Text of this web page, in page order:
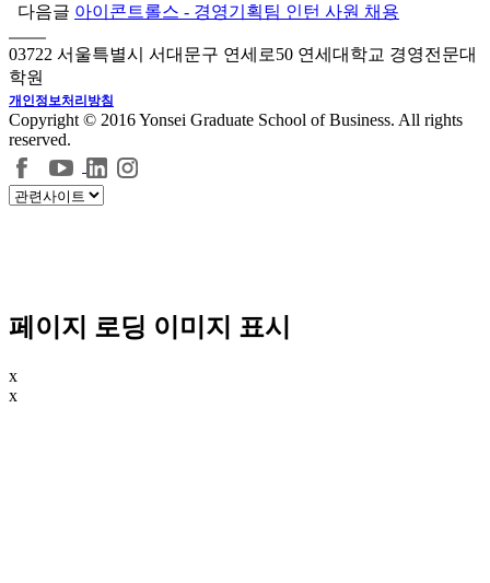
다음글 아이콘트롤스 - 경영기획팀 인턴 사원 채용
03722 서울특별시 서대문구 연세로50 연세대학교 경영전문대
학원
개인정보처리방침
Copyright © 2016 Yonsei Graduate School of Business. All rights
reserved.
페이지 로딩 이미지 표시
x
x